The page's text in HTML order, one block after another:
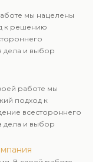
мы нацелены
к решению
дела и выбор
работе мы
подход к
всестороннего
дела и выбор